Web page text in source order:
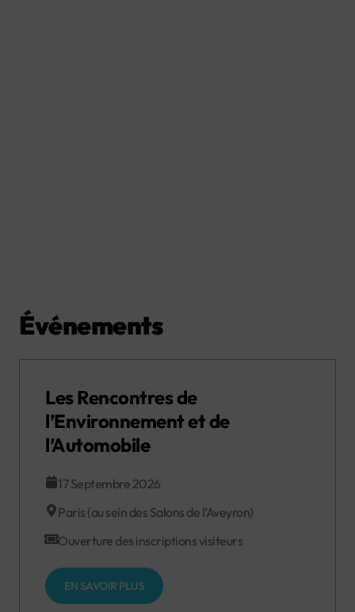
Événements
Les Rencontres de
l’Environnement et de
l’Automobile
17 Septembre 2026
Paris (au sein des Salons de l’Aveyron)
Ouverture des inscriptions visiteurs
EN SAVOIR PLUS